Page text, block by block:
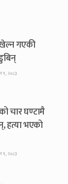
गएकी
९, २०८३
चार घण्टामै
हत्या भएको
९, २०८३